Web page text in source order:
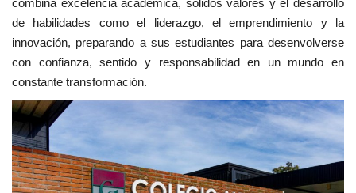
de habilidades como el liderazgo, el emprendimiento y la
innovación, preparando a sus estudiantes para desenvolverse
con confianza, sentido y responsabilidad en un mundo en
constante transformación.